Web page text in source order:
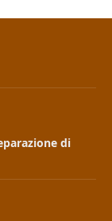
di